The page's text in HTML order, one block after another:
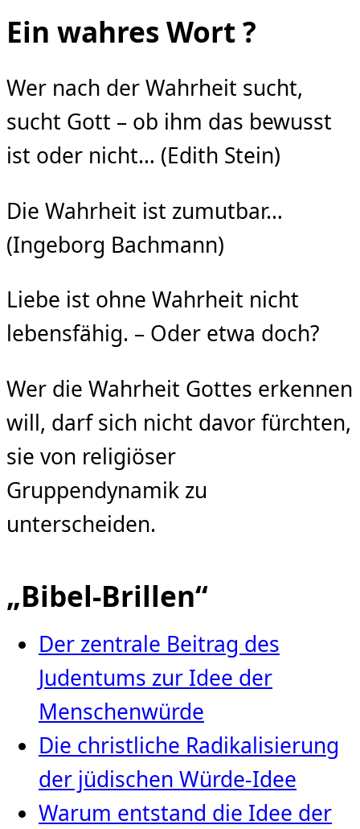
Ein wahres Wort ?
Wer nach der Wahrheit sucht,
sucht Gott – ob ihm das bewusst
ist oder nicht… (Edith Stein)
Die Wahrheit ist zumutbar…
(Ingeborg Bachmann)
Liebe ist ohne Wahrheit nicht
lebensfähig. – Oder etwa doch?
Wer die Wahrheit Gottes erkennen
will, darf sich nicht davor fürchten,
sie von religiöser
Gruppendynamik zu
unterscheiden.
„Bibel-Brillen“
Der zentrale Beitrag des
Judentums zur Idee der
Menschenwürde
Die christliche Radikalisierung
der jüdischen Würde‑Idee
Warum entstand die Idee der